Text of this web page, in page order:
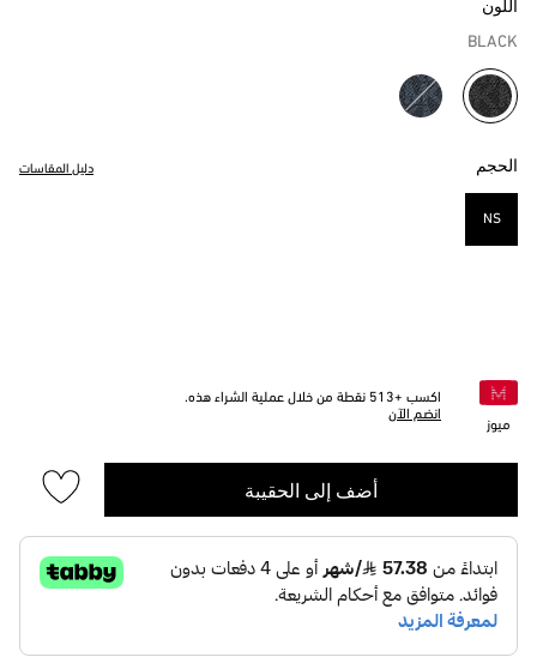
اللون
BLACK
مختار
الحجم دليل المقاسات
NS
ميوز
اكسب +513 نقطة من خلال عملية الشراء هذه.
انضم الآن
أضف إلى الحقيبة